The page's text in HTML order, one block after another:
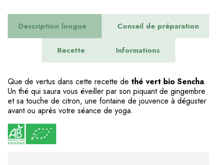
Description longue Conseil de préparation
Recette Informations
Que de vertus dans cette recette de thé vert bio Sencha.
Un thé qui saura vous éveiller par son piquant de gingembre
et sa touche de citron, une fontaine de jouvence à déguster
avant ou après votre séance de yoga.